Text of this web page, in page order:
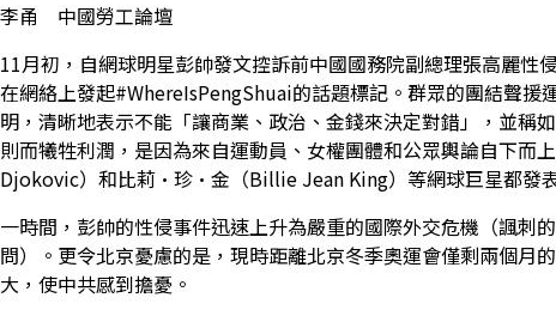
李甬 中國勞工論壇
11月初，自網球明星彭帥發文控訴前中國國務院副總理張高麗
在網絡上發起#WhereIsPengShuai的話題標記。群眾的團結聲
明，清晰地表示不能「讓商業、政治、金錢來決定對錯」，並稱
則而犧牲利潤，是因為來自運動員、女權團體和公眾輿論自下
Djokovic）和比莉·珍·金（Billie Jean King）等網球巨星都發
一時間，彭帥的性侵事件迅速上升為嚴重的國際外交危機（諷刺
問）。更令北京憂慮的是，現時距離北京冬季奧運會僅剩兩個月
大，使中共感到擔憂。